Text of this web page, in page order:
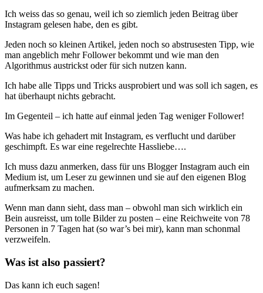
Ich weiss das so genau, weil ich so ziemlich jeden Beitrag über
Instagram gelesen habe, den es gibt.
Jeden noch so kleinen Artikel, jeden noch so abstrusesten Tipp, wie
man angeblich mehr Follower bekommt und wie man den
Algorithmus austrickst oder für sich nutzen kann.
Ich habe alle Tipps und Tricks ausprobiert und was soll ich sagen, es
hat überhaupt nichts gebracht.
Im Gegenteil – ich hatte auf einmal jeden Tag weniger Follower!
Was habe ich gehadert mit Instagram, es verflucht und darüber
geschimpft. Es war eine regelrechte Hassliebe….
Ich muss dazu anmerken, dass für uns Blogger Instagram auch ein
Medium ist, um Leser zu gewinnen und sie auf den eigenen Blog
aufmerksam zu machen.
Wenn man dann sieht, dass man – obwohl man sich wirklich ein
Bein ausreisst, um tolle Bilder zu posten – eine Reichweite von 78
Personen in 7 Tagen hat (so war’s bei mir), kann man schonmal
verzweifeln.
Was ist also passiert?
Das kann ich euch sagen!